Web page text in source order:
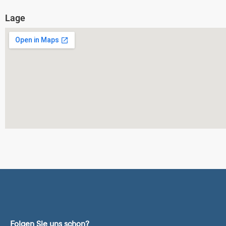
Lage
Folgen Sie uns schon?